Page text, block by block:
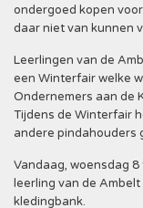
ondergoed kopen
daar niet van kunnen
Leerlingen van de
een Winterfair welke
Ondernemers aan de
Tijdens de Winterfair
andere pindahouders
Vandaag, woensdag
leerling van de
kledingbank.